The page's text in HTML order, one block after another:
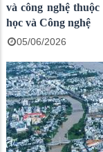
và công nghệ
học và Công nghệ
05/06/2026